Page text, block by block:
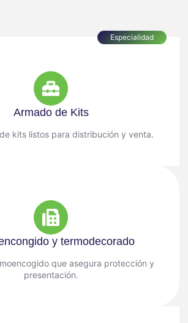
Especialidad
Armado de Kits
kits listos para distribución y venta.
y termodecorado
que asegura protección y
presentación.